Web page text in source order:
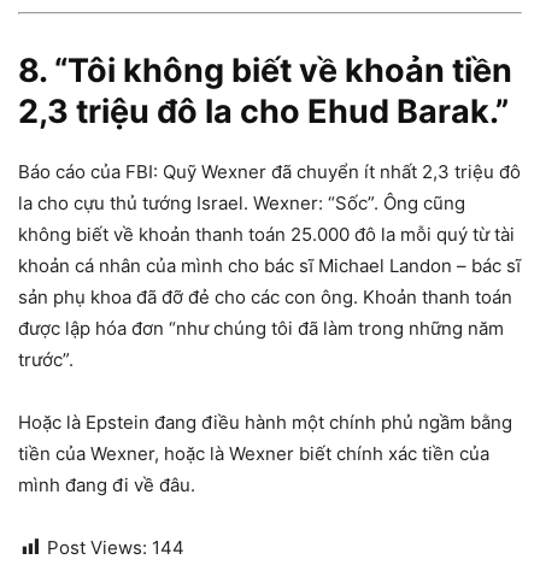
8. “Tôi không biết về khoản tiền
2,3 triệu đô la cho Ehud Barak.”
Báo cáo của FBI: Quỹ Wexner đã chuyển ít nhất 2,3 triệu đô
la cho cựu thủ tướng Israel. Wexner: “Sốc”. Ông cũng
không biết về khoản thanh toán 25.000 đô la mỗi quý từ tài
khoản cá nhân của mình cho bác sĩ Michael Landon – bác sĩ
sản phụ khoa đã đỡ đẻ cho các con ông. Khoản thanh toán
được lập hóa đơn “như chúng tôi đã làm trong những năm
trước”.
Hoặc là Epstein đang điều hành một chính phủ ngầm bằng
tiền của Wexner, hoặc là Wexner biết chính xác tiền của
mình đang đi về đâu.
Post Views: 144